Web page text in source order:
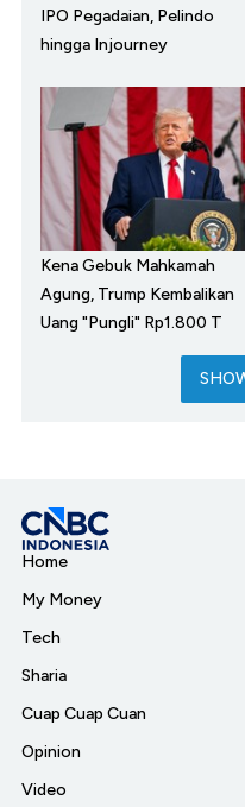
IPO Pegadaian, Pelindo
hingga Injourney
Kena Gebuk Mahkamah
Agung, Trump Kembalikan
Uang "Pungli" Rp1.800 T
Home
My Money
Tech
Sharia
Cuap Cuap Cuan
Opinion
Video